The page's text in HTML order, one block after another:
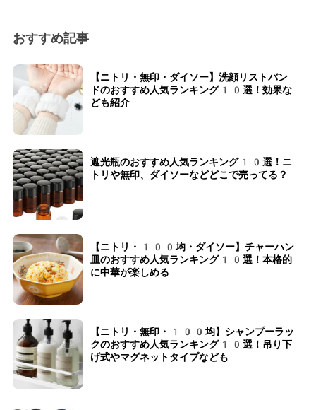
おすすめ記事
【ニトリ・無印・ダイソー】洗顔リストバン
ドのおすすめ人気ランキング10選！効果な
ども紹介
遮光瓶のおすすめ人気ランキング10選！ニ
トリや無印、ダイソーなどどこで売ってる？
【ニトリ・100均・ダイソー】チャーハン
皿のおすすめ人気ランキング10選！本格的
に中華が楽しめる
【ニトリ・無印・100均】シャンプーラッ
クのおすすめ人気ランキング10選！吊り下
げ式やマグネットタイプなども